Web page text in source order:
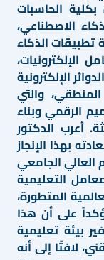
الحاسبات
الاصطناعي،
تطبيقات الذكاء
الإلكترونيات،
الإلكترونية
والتي
الرقمي وبناء
أعرب الدكتور
بهذا الإنجاز
العالي الجامعي
التعليمية
المتطورة،
على أن هذا
بيئة تعليمية
لافتًا إلى أنه